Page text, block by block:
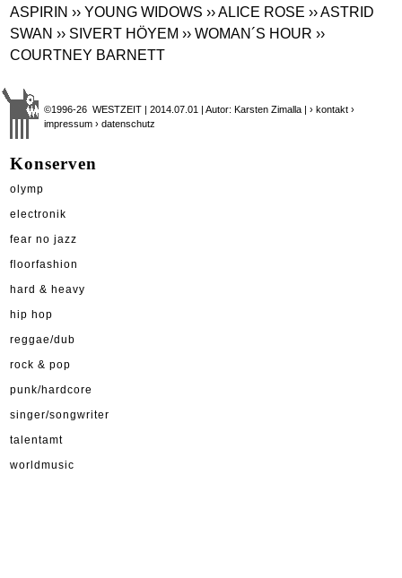
ASPIRIN ›› YOUNG WIDOWS ›› ALICE ROSE ›› ASTRID
SWAN ›› SIVERT HÖYEM ›› WOMAN´S HOUR ››
COURTNEY BARNETT
©1996-26 WESTZEIT | 2014.07.01 | Autor: Karsten Zimalla |› kontakt ›
impressum › datenschutz
Konserven
olymp
electronik
fear no jazz
floorfashion
hard & heavy
hip hop
reggae/dub
rock & pop
punk/hardcore
singer/songwriter
talentamt
worldmusic